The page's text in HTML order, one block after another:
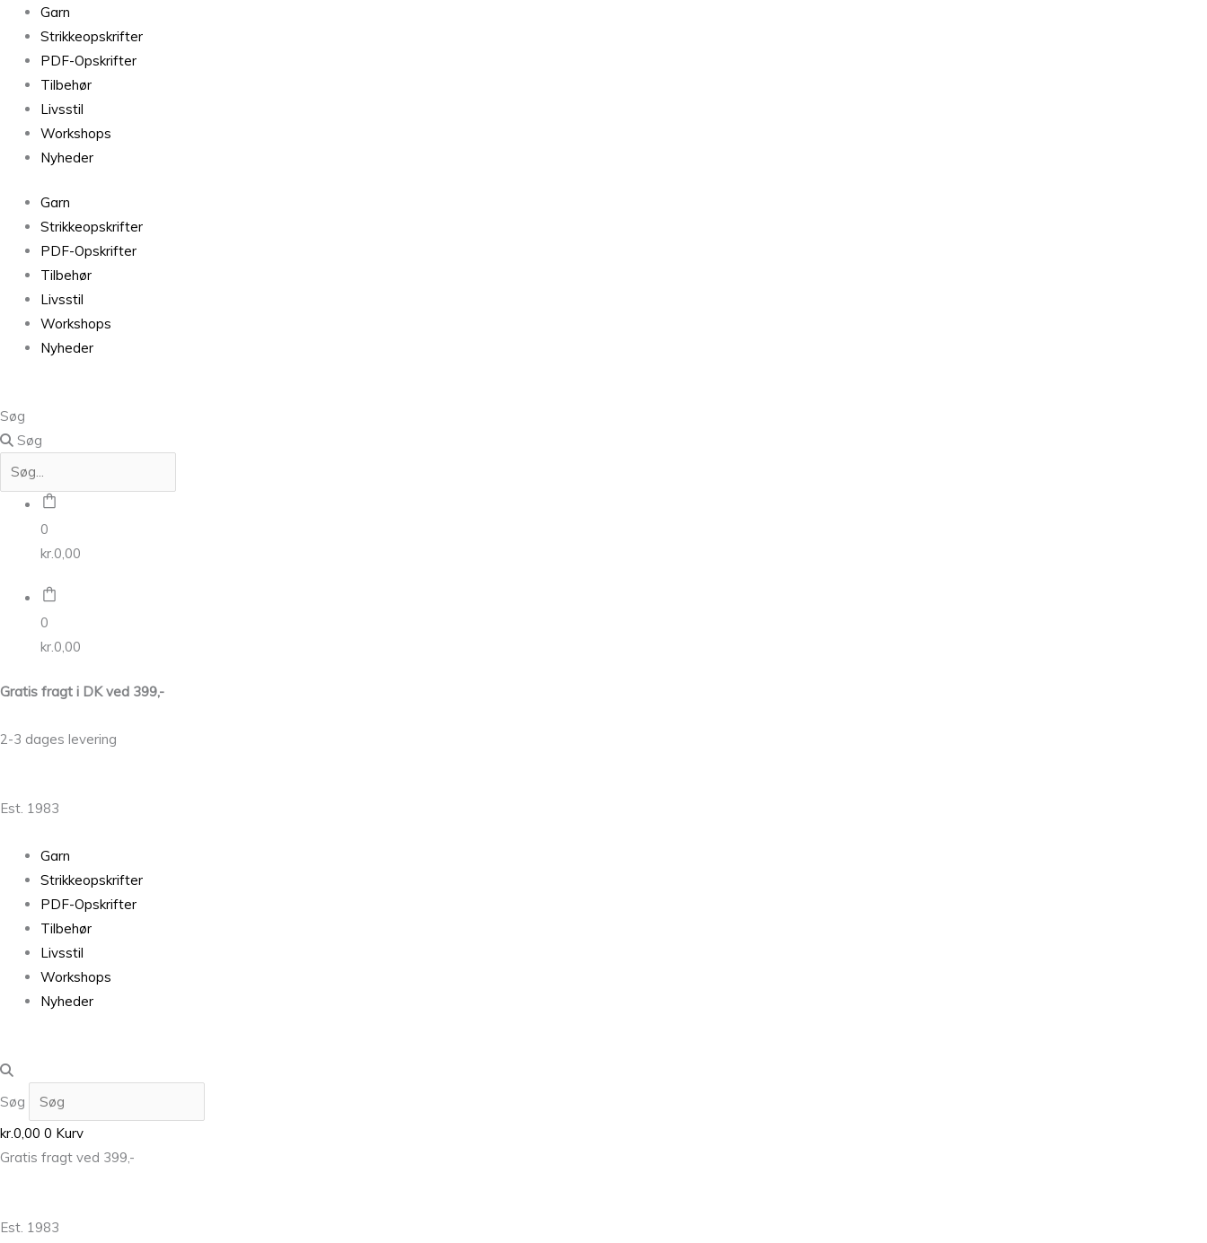
Garn
Strikkeopskrifter
PDF-Opskrifter
Tilbehør
Livsstil
Workshops
Nyheder
Garn
Strikkeopskrifter
PDF-Opskrifter
Tilbehør
Livsstil
Workshops
Nyheder
Søg
Søg
0
kr.0,00
0
kr.0,00
Gratis fragt i DK ved 399,-
2-3 dages levering
Est. 1983
Garn
Strikkeopskrifter
PDF-Opskrifter
Tilbehør
Livsstil
Workshops
Nyheder
Søg
kr.0,00 0 Kurv
Gratis fragt ved 399,-
Est. 1983
Isager
Jensen
Yarn
antal